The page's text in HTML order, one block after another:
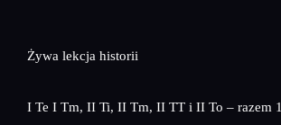
Żywa lekcja historii
I Te I Tm, II Ti, II Tm, II TT i II To – razem